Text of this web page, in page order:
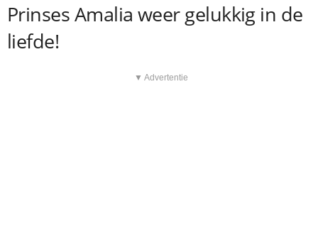
Prinses Amalia weer gelukkig in de
liefde!
▼ Advertentie